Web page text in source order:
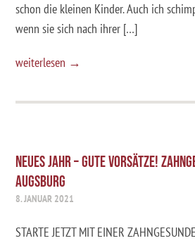
schon die kleinen Kinder. Auch ich
wenn sie sich nach ihrer […]
weiterlesen →
NEUES JAHR – GUTE VORSÄTZE!
AUGSBURG
8. JANUAR 2021
STARTE JETZT MIT EINER